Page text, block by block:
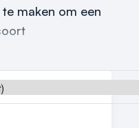
maken om een